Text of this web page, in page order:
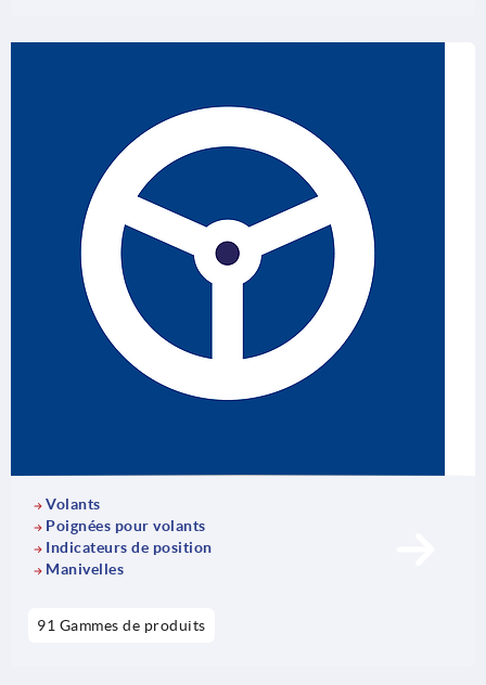
Volants
Poignées pour volants
Indicateurs de position
Manivelles
91 Gammes de produits